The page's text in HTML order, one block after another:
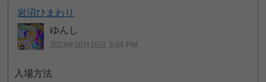
岩沼ひまわり
ゆんし
2023年10月16日 3:04 PM
入場方法